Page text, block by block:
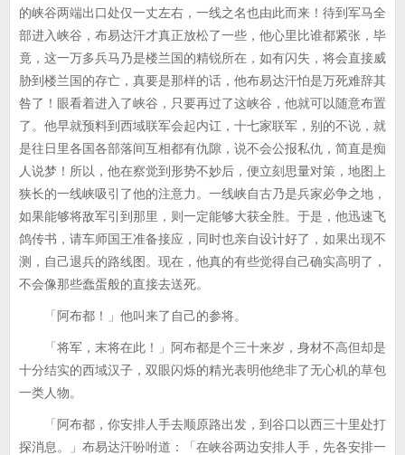
的峡谷两端出口处仅一丈左右，一线之名也由此而来！待到军马全
部进入峡谷，布易达汗才真正放松了一些，他心里比谁都紧张，毕
竟，这一万多兵马乃是楼兰国的精锐所在，如有闪失，将会直接威
胁到楼兰国的存亡，真要是那样的话，他布易达汗怕是万死难辞其
咎了！眼看着进入了峡谷，只要再过了这峡谷，他就可以随意布置
了。他早就预料到西域联军会起内讧，十七家联军，别的不说，就
是往日里各国各部落间互相都有仇隙，说不会公报私仇，简直是痴
人说梦！所以，他在察觉到形势不妙后，便立刻思量对策，地图上
狭长的一线峡吸引了他的注意力。一线峡自古乃是兵家必争之地，
如果能够将敌军引到那里，则一定能够大获全胜。于是，他迅速飞
鸽传书，请车师国王准备接应，同时也亲自设计好了，如果出现不
测，自己退兵的路线图。现在，他真的有些觉得自己确实高明了，
不会像那些蠢蛋般的直接去送死。
「阿布都！」他叫来了自己的参将。
「将军，末将在此！」阿布都是个三十来岁，身材不高但却是
十分结实的西域汉子，双眼闪烁的精光表明他绝非了无心机的草包
一类人物。
「阿布都，你安排人手去顺原路出发，到谷口以西三十里处打
探消息。」布易达汗吩咐道：「在峡谷两边安排人手，先各安排一